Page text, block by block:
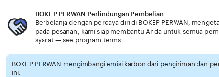
BOKEP PERWAN Perlindungan Pembelian
Berbelanja dengan percaya diri di BOKEP PERWAN,
pada pesanan, kami siap membantu Anda untuk semua
syarat —see program terms
BOKEP PERWAN mengimbangi emisi karbon dari pengiriman dan
ini.